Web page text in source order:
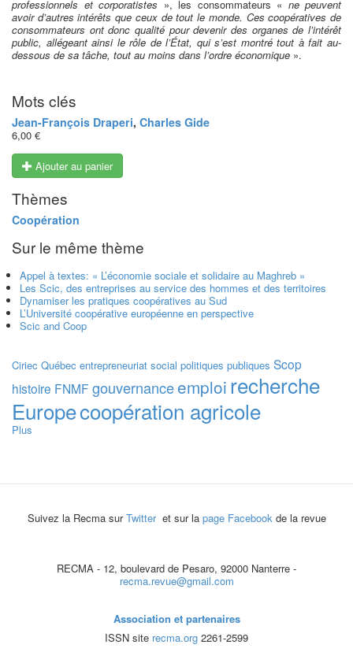
professionnels et corporatistes », les consommateurs « ne peuvent
avoir d’autres intérêts que ceux de tout le monde. Ces coopératives de
consommateurs ont donc qualité pour devenir des organes de l’intérêt
public, allégeant ainsi le rôle de l’État, qui s’est montré tout à fait au-
dessous de sa tâche, tout au moins dans l’ordre économique ».
Mots clés
Jean-François Draperi, Charles Gide
6,00 €
Ajouter au panier
Thèmes
Coopération
Sur le même thème
Appel à textes: « L’économie sociale et solidaire au Maghreb »
Les Scic, des entreprises au service des hommes et des territoires
Dynamiser les pratiques coopératives au Sud
L’Université coopérative européenne en perspective
Scic and Coop
Ciriec Québec entrepreneuriat social politiques publiques Scop
histoire FNMF gouvernanceemploi recherche
Europecoopération agricole
Plus
Suivez la Recma surTwitter et sur la page Facebookde la revue
RECMA - 12, boulevard de Pesaro, 92000 Nanterre -
recma.revue@gmail.com
Association et partenaires
ISSN site recma.org 2261-2599